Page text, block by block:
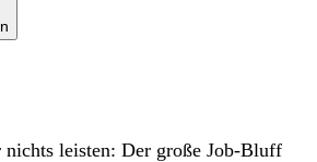
nichts leisten: Der große Job-Bluff